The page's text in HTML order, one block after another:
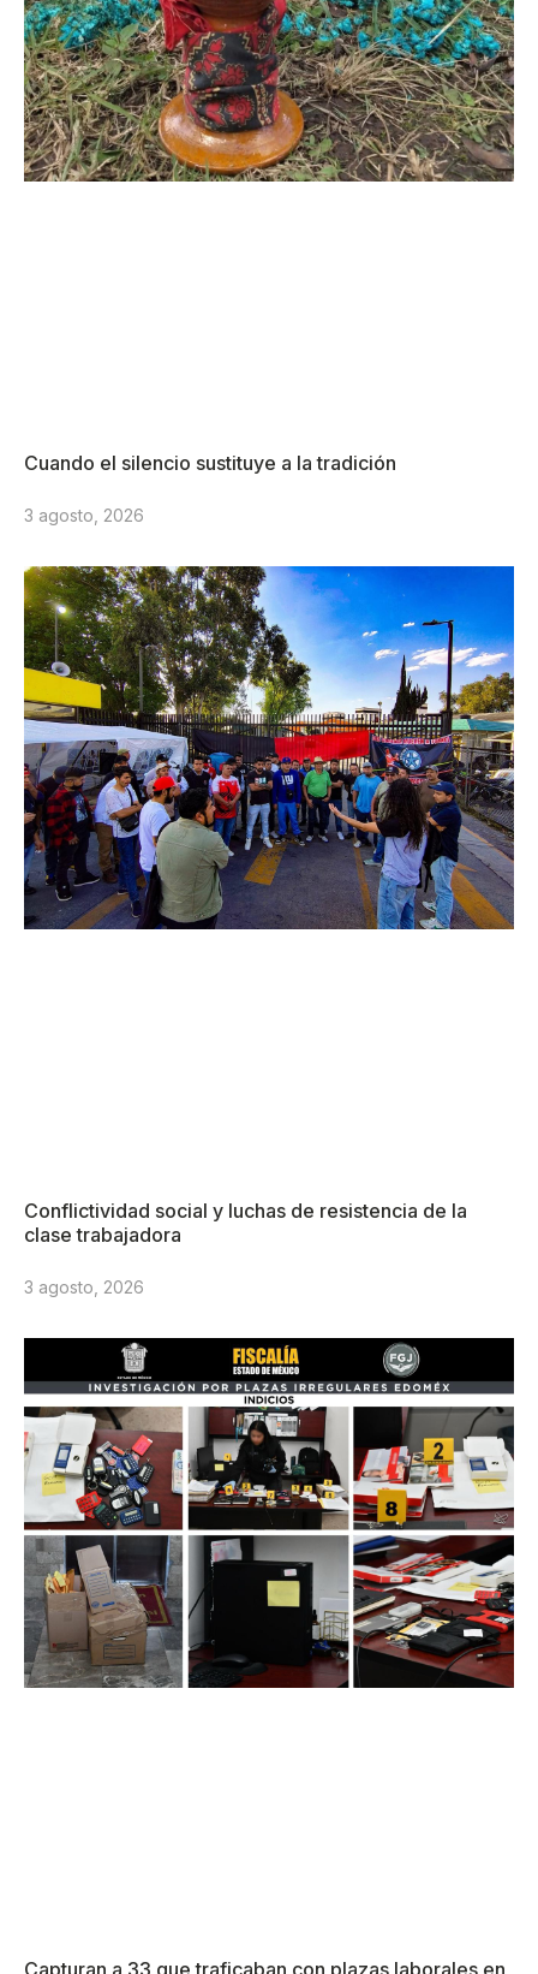
Cuando el silencio sustituye a la tradición
3 agosto, 2026
Conflictividad social y luchas de resistencia de la
clase trabajadora
3 agosto, 2026
Capturan a 33 que traficaban con plazas laborales en